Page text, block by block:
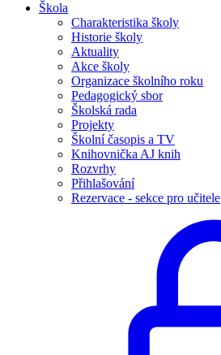
Škola
Charakteristika školy
Historie školy
Aktuality
Akce školy
Organizace školního roku
Pedagogický sbor
Školská rada
Projekty
Školní časopis a TV
Knihovnička AJ knih
Rozvrhy
Přihlašování
Rezervace - sekce pro učitele